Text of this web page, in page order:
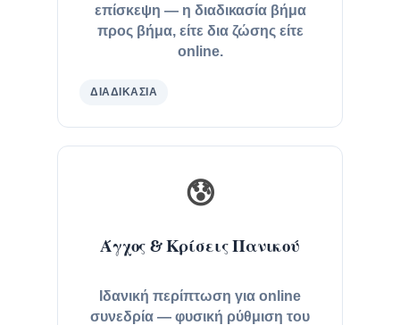
επίσκεψη — η διαδικασία βήμα
προς βήμα, είτε δια ζώσης είτε
online.
ΔΙΑΔΙΚΑΣΊΑ
😰
Άγχος & Κρίσεις Πανικού
Ιδανική περίπτωση για online
συνεδρία — φυσική ρύθμιση του